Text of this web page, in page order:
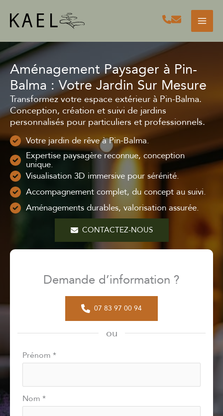
Aménagement Paysager à Pin-
Balma : Votre Jardin Sur Mesure
Transformez votre espace extérieur à Pin-Balma.
Conception, création et suivi de jardins
personnalisés pour particuliers et professionnels.
Votre jardin de rêve à Pin-Balma.
Expertise paysagère reconnue, conception
unique.
Visualisation 3D immersive pour sérénité.
Accompagnement complet, du concept au suivi.
Aménagements durables, valorisation assurée.
CONTACTEZ-NOUS
Demande d’information ?
07 83 97 00 94
ou
Formulaire
avec
téléphone
Prénom *
Nom *